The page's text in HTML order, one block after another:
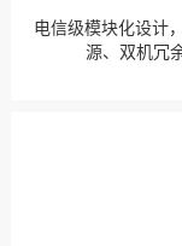
电信级模块化设计
源、双机冗